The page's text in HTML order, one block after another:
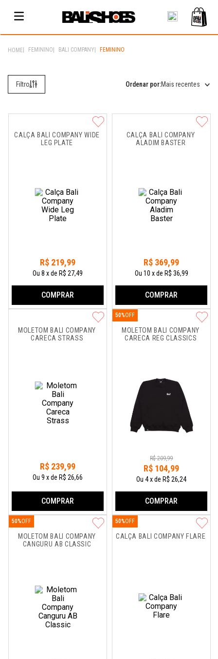
FEMININO BALI COMPANY FEMININO
Mais recentes
CALÇA BALI COMPANY WIDE
LEG PLATE
R$ 219,99
Ou8 xde R$ 27,49
COMPRAR
CALÇA BALI COMPANY
ALADIM BASTER
R$ 369,99
Ou 10 xde R$ 36,99
COMPRAR
MOLETOM BALI COMPANY
CARECA STRASS
R$ 239,99
Ou9 xdeR$ 26,66
COMPRAR
MOLETOM BALI COMPANY
CARECA REG CLASSICS
50%
R$ 209,99
R$ 104,99
Ou4xde R$ 26,24
COMPRAR
MOLETOM BALI COMPANY
CANGURU AB CLASSIC
50%
CALÇA BALI COMPANY FLARE
50%